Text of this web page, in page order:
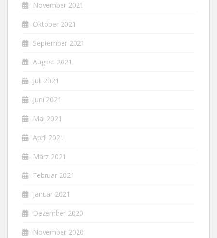
November 2021
Oktober 2021
September 2021
August 2021
Juli 2021
Juni 2021
Mai 2021
April 2021
März 2021
Februar 2021
Januar 2021
Dezember 2020
November 2020